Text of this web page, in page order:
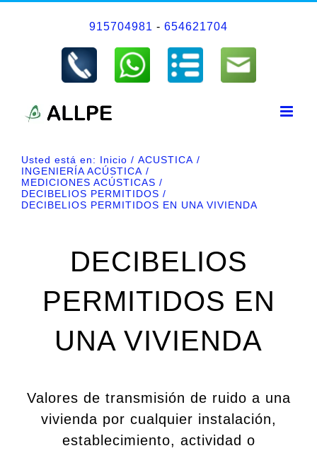
915704981 - 654621704
Usted está en: Inicio
ACUSTICA
INGENIERÍA ACÚSTICA
MEDICIONES ACÚSTICAS
DECIBELIOS PERMITIDOS
DECIBELIOS PERMITIDOS EN UNA VIVIENDA
DECIBELIOS
PERMITIDOS EN
UNA VIVIENDA
Valores de transmisión de ruido a una
vivienda por cualquier instalación,
establecimiento, actividad o